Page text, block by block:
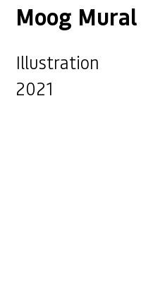
Moog
Illustration
2021